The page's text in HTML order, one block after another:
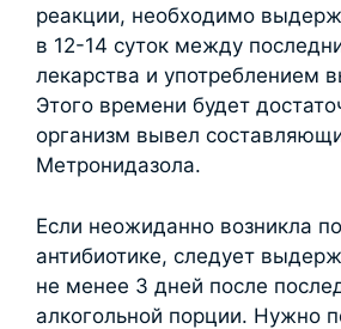
реакции, необходимо
в 12-14 суток между
лекарства и употреблением
Этого времени будет
организм вывел
Метронидазола.
Если неожиданно возникла
антибиотике, следует
не менее 3 дней после
алкогольной порции. Нужно